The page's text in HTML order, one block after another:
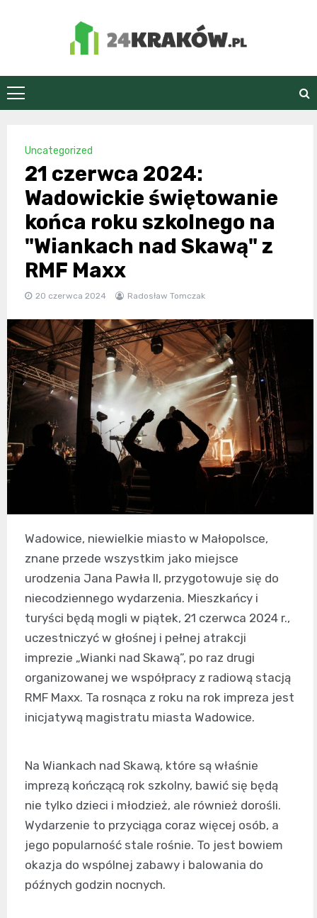
24Kraków.pl
Uncategorized
21 czerwca 2024:
Wadowickie świętowanie
końca roku szkolnego na
"Wiankach nad Skawą" z
RMF Maxx
20 czerwca 2024 Radosław Tomczak
Wadowice, niewielkie miasto w Małopolsce,
znane przede wszystkim jako miejsce
urodzenia Jana Pawła II, przygotowuje się do
niecodziennego wydarzenia. Mieszkańcy i
turyści będą mogli w piątek, 21 czerwca 2024 r.,
uczestniczyć w głośnej i pełnej atrakcji
imprezie „Wianki nad Skawą”, po raz drugi
organizowanej we współpracy z radiową stacją
RMF Maxx. Ta rosnąca z roku na rok impreza jest
inicjatywą magistratu miasta Wadowice.
Na Wiankach nad Skawą, które są właśnie
imprezą kończącą rok szkolny, bawić się będą
nie tylko dzieci i młodzież, ale również dorośli.
Wydarzenie to przyciąga coraz więcej osób, a
jego popularność stale rośnie. To jest bowiem
okazja do wspólnej zabawy i balowania do
późnych godzin nocnych.